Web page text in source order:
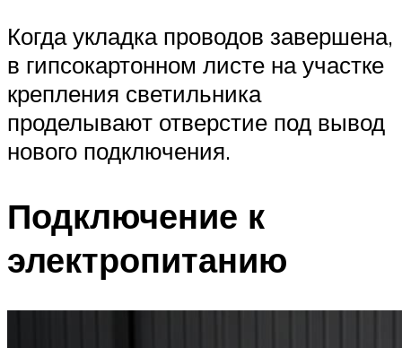
Когда укладка проводов завершена,
в гипсокартонном листе на участке
крепления светильника
проделывают отверстие под вывод
нового подключения.
Подключение к
электропитанию